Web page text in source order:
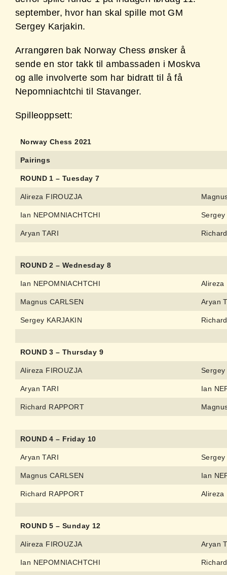
september, hvor han skal spille mot GM
Sergey Karjakin.
Arrangøren bak Norway Chess ønsker å
sende en stor takk til ambassaden i Moskva
og alle involverte som har bidratt til å få
Nepomniachtchi til Stavanger.
Spilleoppsett:
Norway Chess 2021
Pairings
ROUND 1 – Tuesday 7
Alireza FIROUZJA
Ian NEPOMNIACHTCHI Sergey
Aryan TARI
ROUND 2 – Wednesday 8
Ian NEPOMNIACHTCHI Alireza
Magnus CARLSEN Aryan
Sergey KARJAKIN
ROUND 3 – Thursday 9
Alireza FIROUZJA Sergey
Aryan TARI Ian
Richard RAPPORT
ROUND 4 – Friday 10
Aryan TARI Sergey
Magnus CARLSEN Ian
Richard RAPPORT Alireza
ROUND 5 – Sunday 12
Alireza FIROUZJA Aryan
Ian NEPOMNIACHTCHI